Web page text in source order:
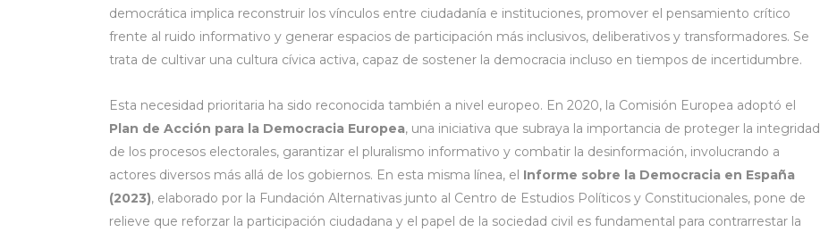
democrática implica reconstruir los vínculos entre ciudadanía e instituciones, promover el pensamiento crítico
frente al ruido informativo y generar espacios de participación más inclusivos, deliberativos y transformadores. Se
trata de cultivar una cultura cívica activa, capaz de sostener la democracia incluso en tiempos de incertidumbre.
Esta necesidad prioritaria ha sido reconocida también a nivel europeo. En 2020, la Comisión Europea adoptó el
Plan de Acción para la Democracia Europea, una iniciativa que subraya la importancia de proteger la integridad
de los procesos electorales, garantizar el pluralismo informativo y combatir la desinformación, involucrando a
actores diversos más allá de los gobiernos. En esta misma línea, el Informe sobre la Democracia en España
(2023), elaborado por la Fundación Alternativas junto al Centro de Estudios Políticos y Constitucionales, pone de
relieve que reforzar la participación ciudadana y el papel de la sociedad civil es fundamental para contrarrestar la